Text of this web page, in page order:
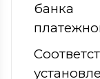
банка